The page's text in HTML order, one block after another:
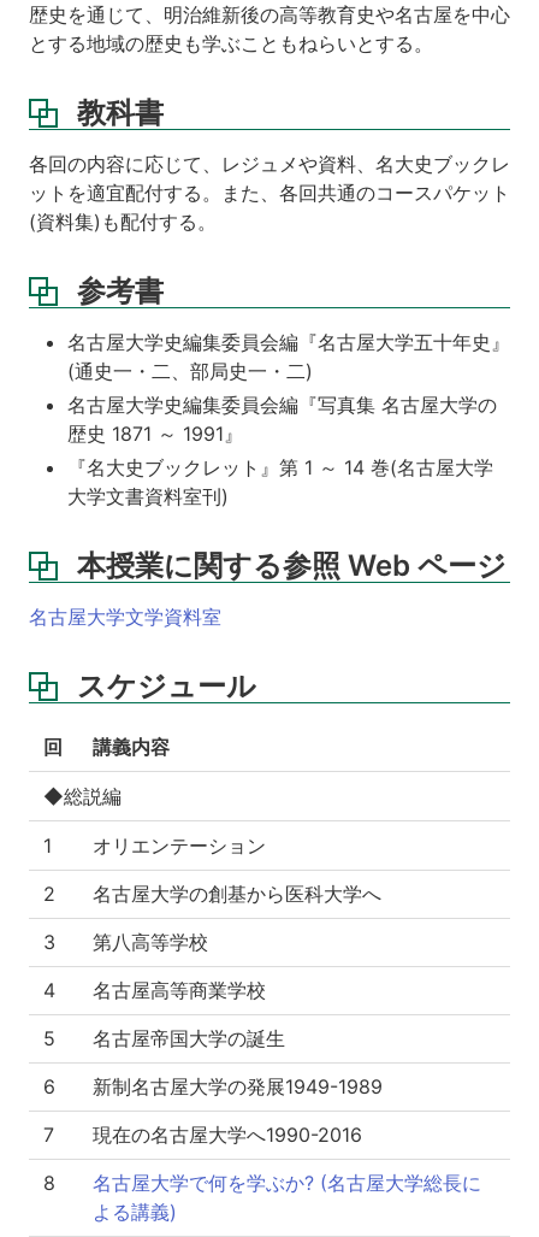
歴史を通じて、明治維新後の高等教育史や名古屋を中心
とする地域の歴史も学ぶこともねらいとする。
教科書
各回の内容に応じて、レジュメや資料、名大史ブックレ
ットを適宜配付する。また、各回共通のコースパケット
(資料集)も配付する。
参考書
名古屋大学史編集委員会編『名古屋大学五十年史』
(通史一・二、部局史一・二)
名古屋大学史編集委員会編『写真集 名古屋大学の
歴史 1871 ～ 1991』
『名大史ブックレット』第 1 ～ 14 巻(名古屋大学
大学文書資料室刊)
本授業に関する参照 Web ページ
名古屋大学文学資料室
スケジュール
回 講義内容
◆総説編
1
オリエンテーション
2
名古屋大学の創基から医科大学へ
3
第八高等学校
4
名古屋高等商業学校
5
名古屋帝国大学の誕生
6
新制名古屋大学の発展1949-1989
7
現在の名古屋大学へ1990-2016
8
名古屋大学で何を学ぶか? (名古屋大学総長に
よる講義)